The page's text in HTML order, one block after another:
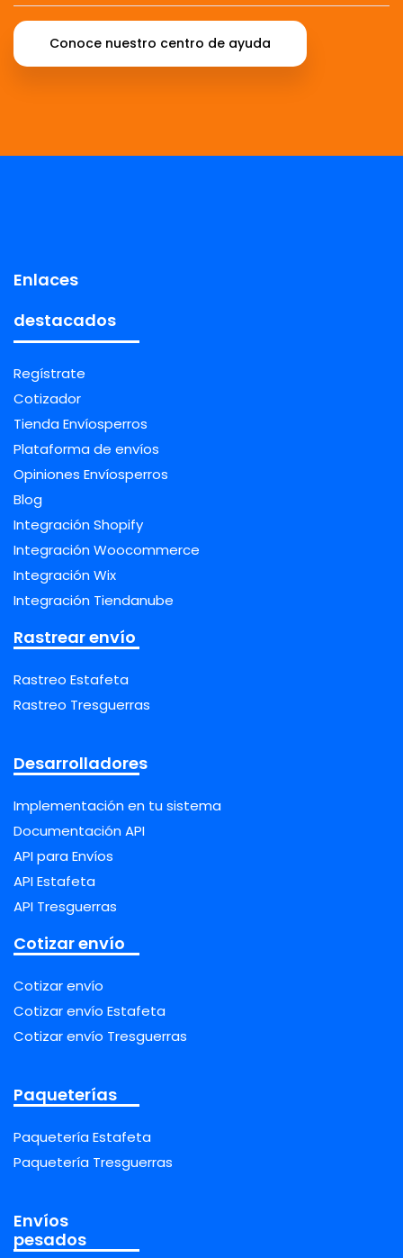
Conoce nuestro centro de ayuda
Enlaces
destacados
Regístrate
Cotizador
Tienda Envíosperros
Plataforma de envíos
Opiniones Envíosperros
Blog
Integración Shopify
Integración Woocommerce
Integración Wix
Integración Tiendanube
Rastrear envío
Rastreo Estafeta
Rastreo Tresguerras
Desarrolladores
Implementación en tu sistema
Documentación API
API para Envíos
API Estafeta
API Tresguerras
Cotizar envío
Cotizar envío
Cotizar envío Estafeta
Cotizar envío Tresguerras
Paqueterías
Paquetería Estafeta
Paquetería Tresguerras
Envíos
pesados